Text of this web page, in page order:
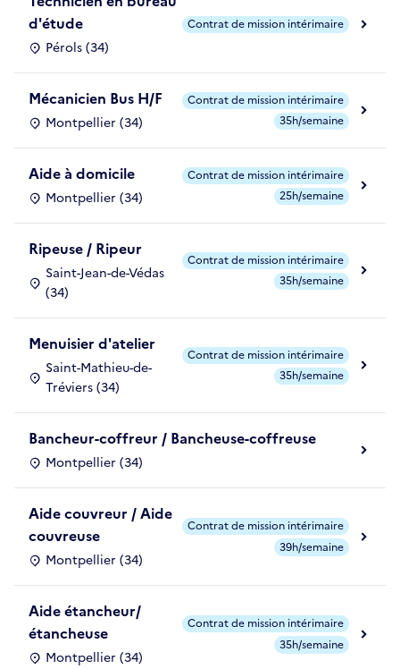
d'étude
Pérols (34)
Contrat de mission intérimaire
Mécanicien Bus H/F
Montpellier (34)
Contrat de mission intérimaire
35h/semaine
Aide à domicile
Montpellier (34)
Contrat de mission intérimaire
25h/semaine
Ripeuse / Ripeur
Saint-Jean-de-Védas
(34)
Contrat de mission intérimaire
35h/semaine
Menuisier d'atelier
Saint-Mathieu-de-
Tréviers (34)
Contrat de mission intérimaire
35h/semaine
Bancheur-coffreur / Bancheuse-coffreuse
Montpellier (34)
Aide couvreur / Aide
couvreuse
Montpellier (34)
Contrat de mission intérimaire
39h/semaine
Aide étancheur/
étancheuse
Montpellier (34)
Contrat de mission intérimaire
35h/semaine